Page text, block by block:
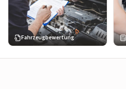
Fahrzeugbewertung